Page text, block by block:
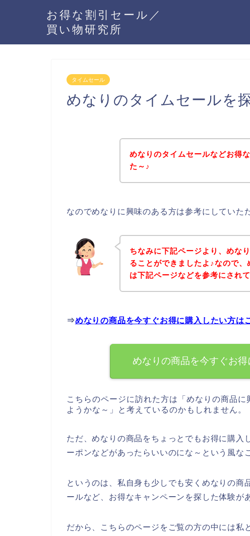
お得な割引セール／
買い物研究所
タイムセール
めなりのタイムセールを
めなりのタイムセールなどお得
た～♪
なのでめなりに興味のある方は参考にしていた
ちなみに下記ページより、めな
ることができましたよ♪なので
は下記ページなどを参考にされ
⇒めなりの商品を今すぐお得に購入したい方は
めなりの商品を今すぐお
こちらのページに訪れた方は「めなりの商品
ようかな～」と考えているのかもしれません。
ただ、めなりの商品をちょっとでもお得に購入
ーポンなどがあったらいいのにな～という風な
というのは、私自身も少しでも安くめなりの商
ールなど、お得なキャンペーンを探した体験が
だから、こちらのページをご覧の方の中には私